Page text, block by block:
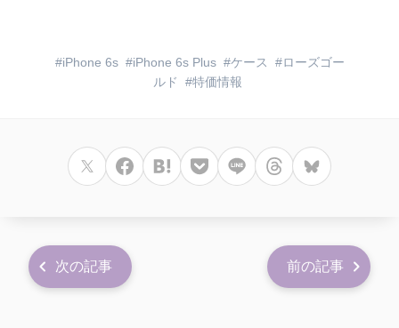
iPhone 6s iPhone 6s Plus ケース
ローズゴー
ルド
特価情報
次の記事 前の記事